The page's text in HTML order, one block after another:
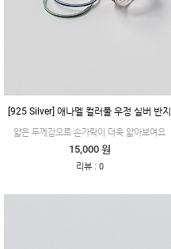
[925 Silver] 애나멜 컬러풀 우정 실버 반지
얇은 두께감으로 손가락이 더욱 얇아보여요
15,000 원
리뷰: 0